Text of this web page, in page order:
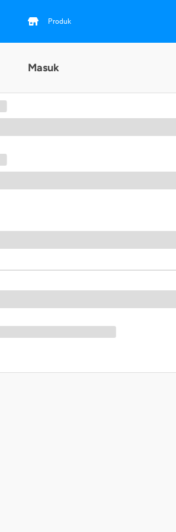
Produk
Masuk